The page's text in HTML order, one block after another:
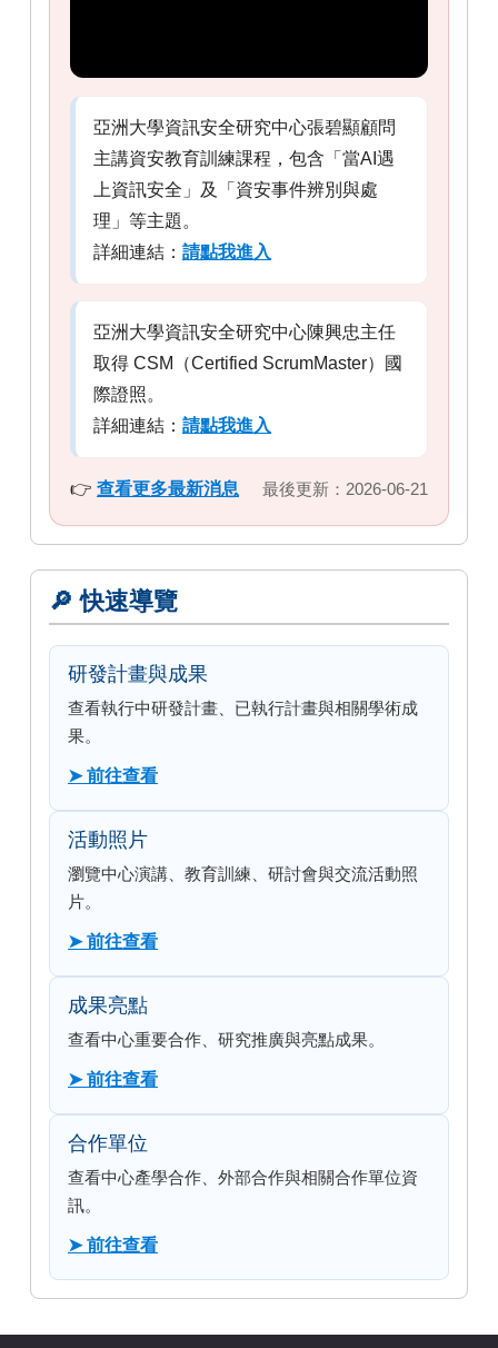
亞洲大學資訊安全研究中心張碧顯顧問
主講資安教育訓練課程，包含「當AI遇
上資訊安全」及「資安事件辨別與處
理」等主題。
詳細連結： 請點我進入
亞洲大學資訊安全研究中心陳興忠主任
取得 CSM（Certified ScrumMaster）國
際證照。
詳細連結： 請點我進入
👉 查看更多最新消息 最後更新：2026-06-21
🔎 快速導覽
研發計畫與成果
查看執行中研發計畫、已執行計畫與相關學術成
果。
➤ 前往查看
活動照片
瀏覽中心演講、教育訓練、研討會與交流活動照
片。
➤ 前往查看
成果亮點
查看中心重要合作、研究推廣與亮點成果。
➤ 前往查看
合作單位
查看中心產學合作、外部合作與相關合作單位資
訊。
➤ 前往查看